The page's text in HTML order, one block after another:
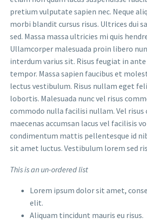
pretium vulputate sapien nec. Neque
morbi blandit cursus risus. Ultrices dui
sed. Massa massa ultricies mi quis
Ullamcorper malesuada proin libero
interdum varius sit. Risus feugiat in
tempor. Massa sapien faucibus et
lectus vestibulum. Risus nullam eget
lobortis. Malesuada nunc vel risus
commodo nulla facilisi nullam. Vel risus
maecenas accumsan lacus vel facilisis
condimentum mattis pellentesque id
sit amet luctus. Vestibulum lorem sed
This is an un-ordered list
Lorem ipsum dolor sit amet,
elit.
Aliquam tincidunt mauris eu risus.